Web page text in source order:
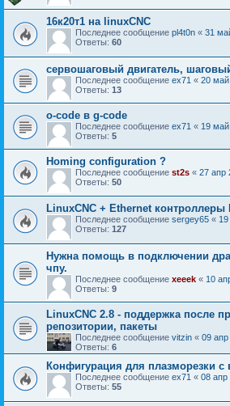
16к20т1 на linuxCNC
Последнее сообщение pl4t0n « 31
Ответы: 60
сервошаговый двигатель,
Последнее сообщение ex71 « 20 май
Ответы: 13
o-code в g-code
Последнее сообщение ex71 « 19
Ответы: 5
Homing configuration ?
Последнее сообщение st2s « 27 апр
Ответы: 50
LinuxCNC + Ethernet контроллеры
Последнее сообщение sergey65 «
Ответы: 127
Нужна помощь в подключении
чпу.
Последнее сообщение xeeek « 10
Ответы: 9
LinuxCNC 2.8 - поддержка после
репозитории, пакеты
Последнее сообщение vitzin « 09
Ответы: 6
Конфигурация для плазморезки
Последнее сообщение ex71 « 08 апр
Ответы: 55